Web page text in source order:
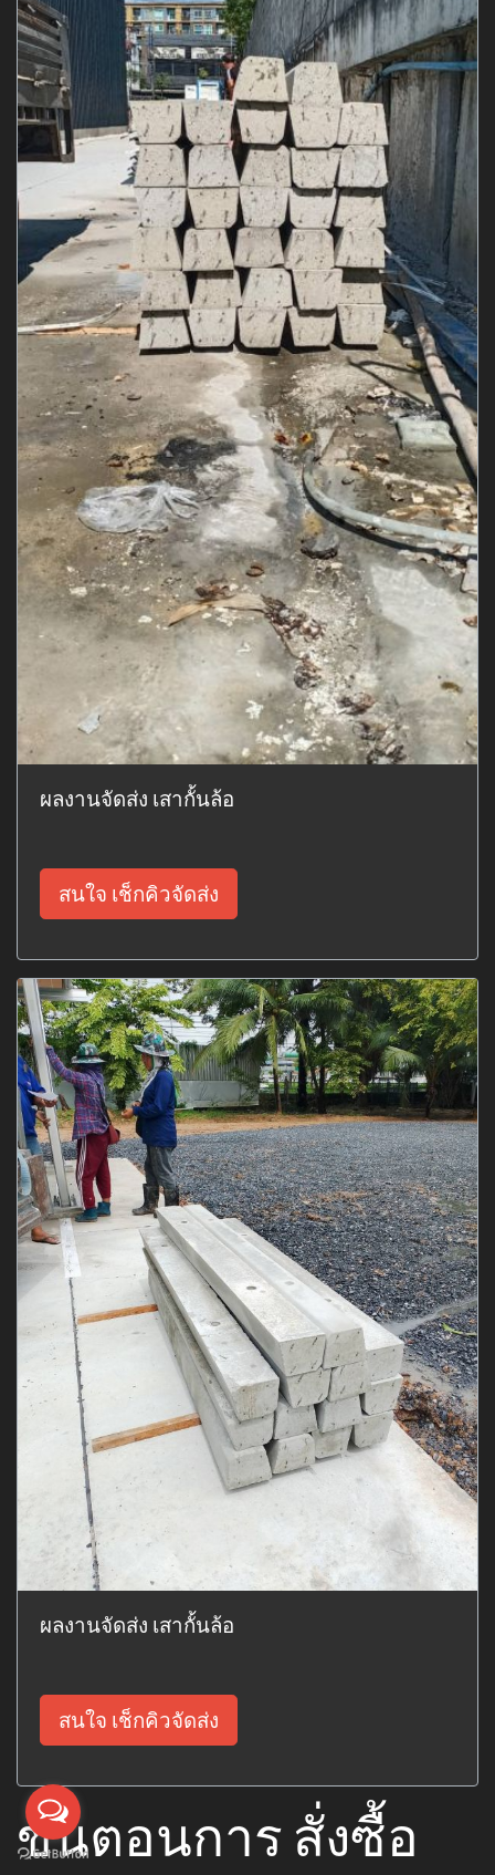
ผลงานจัดส่ง เสากั้นล้อ
สนใจ เช็กคิวจัดส่ง
ผลงานจัดส่ง เสากั้นล้อ
สนใจ เช็กคิวจัดส่ง
ขั้นตอนการ สั่งซื้อ